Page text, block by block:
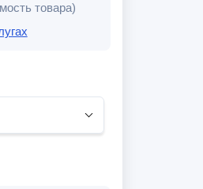
товара)